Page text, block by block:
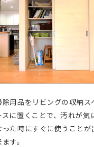
除用品をリビングの収納ス
スに置くことで、汚れが気
った時にすぐに使うことが
す。